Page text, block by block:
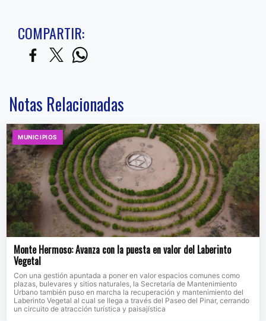
COMPARTIR:
Notas Relacionadas
MUNICIPIOS
Monte Hermoso: Avanza con la puesta en valor del Laberinto
Vegetal
Con una gestión apuntada a poner en valor espacios comunes como
plazas, bulevares y sitios naturales, la Secretaría de Mantenimiento
Urbano también puso en marcha la recuperación y mantenimiento del
Laberinto Vegetal al cual se llega a través del Paseo del Pinar, cerrando
un circuito de atracción turística y paisajística